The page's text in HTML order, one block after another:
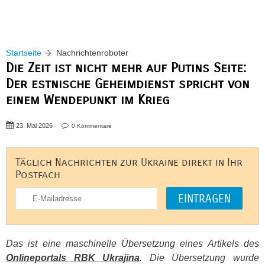
Startseite Nachrichtenroboter
Die Zeit ist nicht mehr auf Putins Seite:
Der estnische Geheimdienst spricht von
einem Wendepunkt im Krieg
23. Mai 2026 0 Kommentare
Täglich Nachrichten zur Ukraine direkt in Ihr
Postfach
Das ist eine maschinelle Übersetzung eines Artikels des
Onlineportals RBKUkrajina. Die Übersetzung wurde